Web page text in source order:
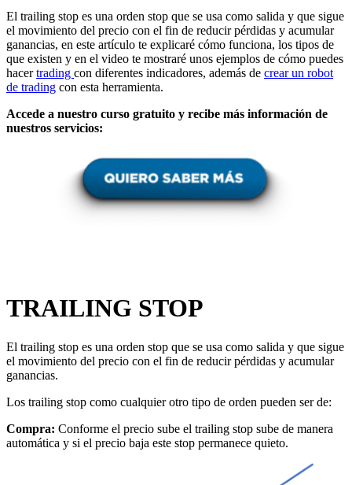
El trailing stop es una orden stop que se usa como salida y que sigue
el movimiento del precio con el fin de reducir pérdidas y acumular
ganancias, en este artículo te explicaré cómo funciona, los tipos de
que existen y en el video te mostraré unos ejemplos de cómo puedes
hacertrading con diferentes indicadores, además de crear un robot
de trading con esta herramienta.
Accede a nuestro curso gratuito y recibe más información de
nuestros servicios:
TRAILING STOP
El trailing stop es una orden stop que se usa como salida y que sigue
el movimiento del precio con el fin de reducir pérdidas y acumular
ganancias.
Los trailing stop como cualquier otro tipo de orden pueden ser de:
Compra: Conforme el precio sube el trailing stop sube de manera
automática y si el precio baja este stop permanece quieto.